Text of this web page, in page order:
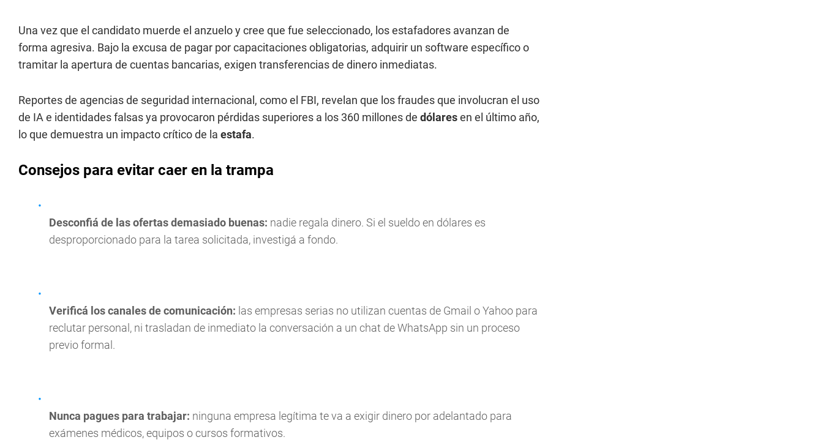
Una vez que el candidato muerde el anzuelo y cree que fue seleccionado, los estafadores avanzan de
forma agresiva. Bajo la excusa de pagar por capacitaciones obligatorias, adquirir un software específico o
tramitar la apertura de cuentas bancarias, exigen transferencias de dinero inmediatas.
Reportes de agencias de seguridad internacional, como el FBI, revelan que los fraudes que involucran el uso
de IA e identidades falsas ya provocaron pérdidas superiores a los 360 millones de dólaresen el último año,
lo que demuestra un impacto crítico de la estafa.
Consejos para evitar caer en la trampa
Desconfiá de las ofertas demasiado buenas: nadie regala dinero. Si el sueldo en dólares es
desproporcionado para la tarea solicitada, investigá a fondo.
Verificá los canales de comunicación: las empresas serias no utilizan cuentas de Gmail o Yahoo para
reclutar personal, ni trasladan de inmediato la conversación a un chat de WhatsApp sin un proceso
previo formal.
Nunca pagues para trabajar: ninguna empresa legítima te va a exigir dinero por adelantado para
exámenes médicos, equipos o cursos formativos.